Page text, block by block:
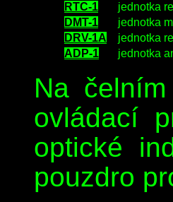
RTC-1
jednotka
DMT-1
jednotka
DRV-1A
jednotka
ADP-1
jednotka
Na
ovládací
optické
pouzdro